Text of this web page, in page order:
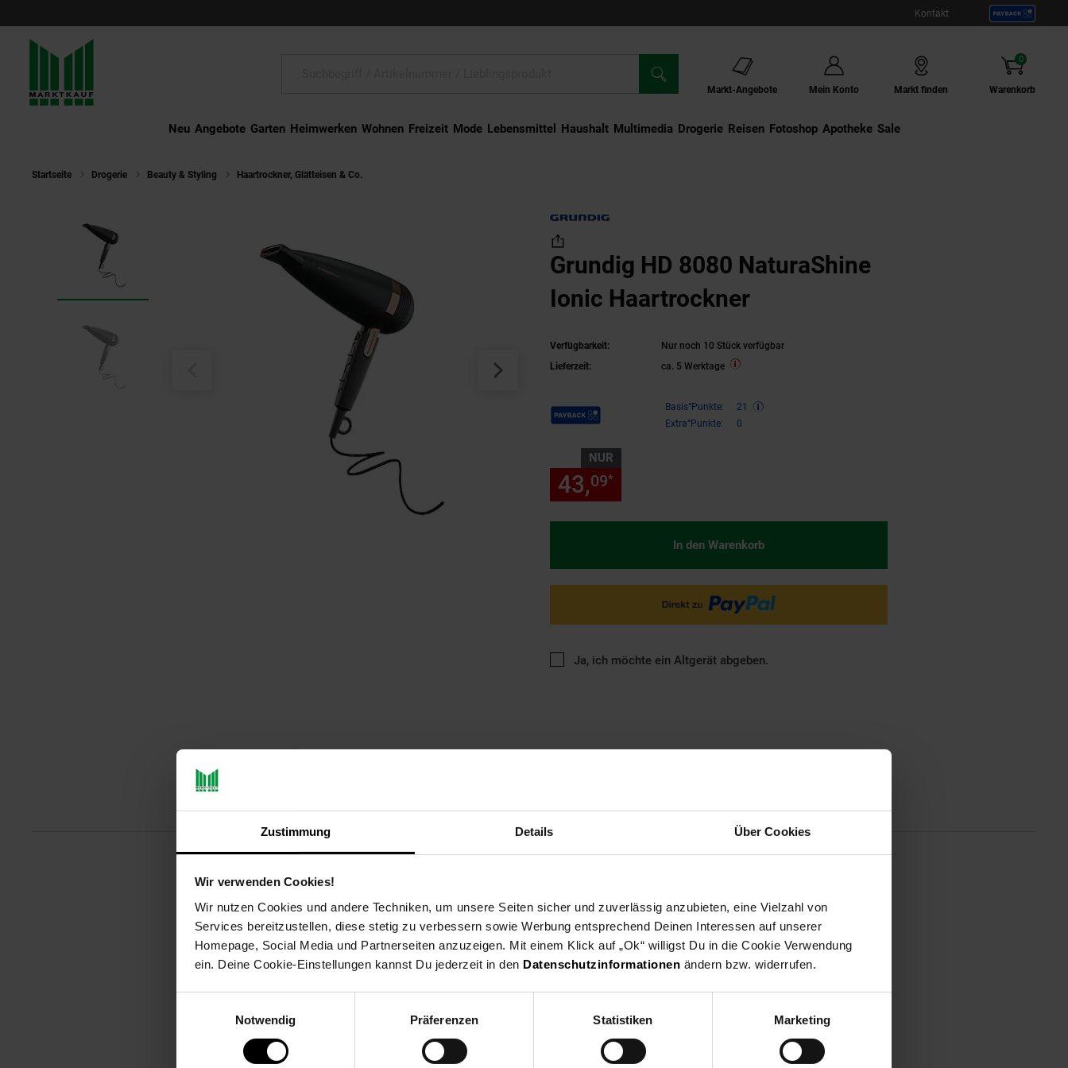
Zustimmung Details Über Cookies
Wir verwenden Cookies!
Wir nutzen Cookies und andere Techniken, um unsere Seiten sicher und zuverlässig anzubieten, eine Vielzahl von
Services bereitzustellen, diese stetig zu verbessern sowie Werbung entsprechend Deinen Interessen auf unserer
Homepage, Social Media und Partnerseiten anzuzeigen. Mit einem Klick auf „Ok“ willigst Du in die Cookie Verwendung
ein. Deine Cookie-Einstellungen kannst Du jederzeit in den Datenschutzinformationen ändern bzw. widerrufen.
Notwendig
Präferenzen Statistiken Marketing
Kontakt
Markt-Angebote Mein Konto Markt finden Warenkorb
0
Artikel
Neu Angebote Garten Heimwerken Wohnen Freizeit Mode Lebensmittel Haushalt Multimedia Drogerie Externer Link:
Reisen Externer Link:
Fotoshop Externer Link:
Apotheke Sale
Startseite Drogerie Beauty & Styling Haartrockner, Glätteisen & Co.
Grundig HD 8080 NaturaShine
Ionic Haartrockner
Verfügbarkeit:
Nur noch 10 Stück verfügbar
Lieferzeit:
ca. 5 Werktage
Payback Punkte Basis°Punkte:
21
Extra°Punkte:
0
NUR
43,09*
In den Warenkorb
Ja, ich möchte ein Altgerät abgeben.
Produktbeschreibung Versandinformationen Herstellerinformationen Altgeräterücknahme
Der Haartrockner von Grundig hat eine Leistung von 2.300 Watt. Er hat einen langlebigen Profi AC-Motor. 3 Temperatur- und 2
zum automatischen Ein- und Ausschalten. Das Haar wird durch die haarschonende Keramikbeschichtung geschützt und gepflegt.
Der Haartrockner besitzt zudem einen abnehmbaren Volumen-Diffusor und 2 Cool Touch Stylingdüsen.
Artikelnummer: 3092875000
Artikel gehört zur Kategorie:Haartrockner, Glätteisen & Co.